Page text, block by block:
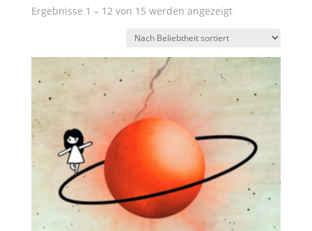
Ergebnisse 1 – 12 von 15 werden angezeigtNach